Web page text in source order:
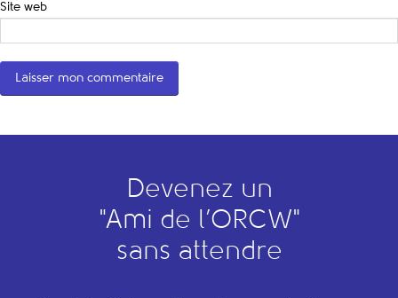
Site web
Devenez un
"Ami de l’ORCW"
sans attendre